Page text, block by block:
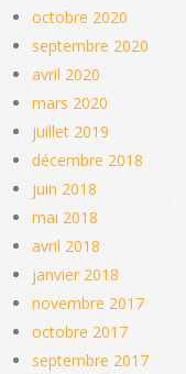
octobre 2020
septembre 2020
avril 2020
mars 2020
juillet 2019
décembre 2018
juin 2018
mai 2018
avril 2018
janvier 2018
novembre 2017
octobre 2017
septembre 2017